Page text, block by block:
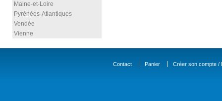
Maine-et-Loire
Pyrénées-Atlantiques
Vendée
Vienne
Contact Panier Créer son compte /